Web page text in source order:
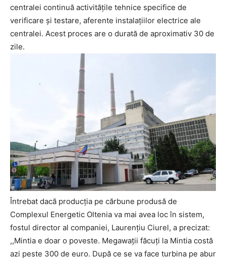
centralei continuă activitățile tehnice specifice de
verificare și testare, aferente instalațiilor electrice ale
centralei. Acest proces are o durată de aproximativ 30 de
zile.
Întrebat dacă producția pe cărbune produsă de
Complexul Energetic Oltenia va mai avea loc în sistem,
fostul director al companiei, Laurențiu Ciurel, a precizat:
,,Mintia e doar o poveste. Megawații făcuți la Mintia costă
azi peste 300 de euro. După ce se va face turbina pe abur